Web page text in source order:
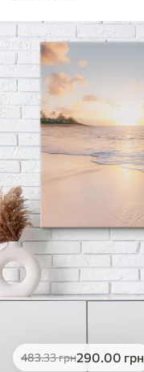
483.33грн290.00 грн